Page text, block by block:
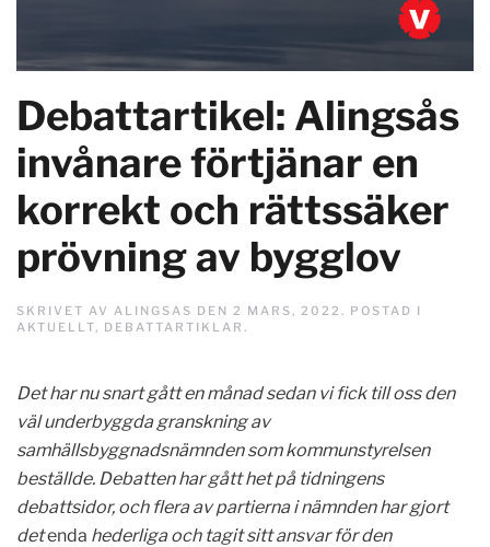
Debattartikel: Alingsås
invånare förtjänar en
korrekt och rättssäker
prövning av bygglov
SKRIVET AV ALINGSAS DEN 2 MARS, 2022 . POSTAD I
AKTUELLT, DEBATTARTIKLAR .
Det har nu snart gått en månad sedan vi fick till oss den
väl underbyggda granskning av
samhällsbyggnadsnämnden som kommunstyrelsen
beställde. Debatten har gått het på tidningens
debattsidor, och flera av partierna i nämnden har gjort
detenda hederliga och tagit sitt ansvar för den